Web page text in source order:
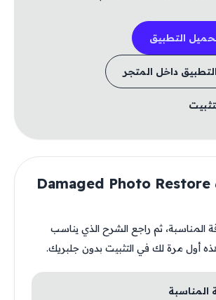
التطبيق
داخل المتجر
قبل تثبيت Damaged Photo Restore
المناسبة، ثم راجع الشرح الذي يناسب
أول مرة لك في التثبيت بدون جلبريك.